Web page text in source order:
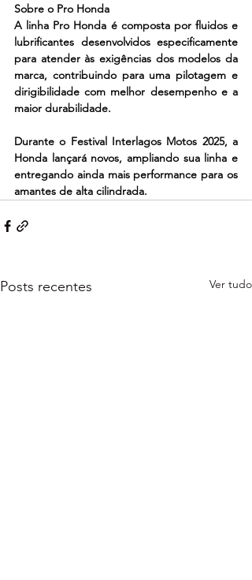
Sobre o Pro Honda
A linha Pro Honda é composta por fluidos e
lubrificantes desenvolvidos especificamente
para atender às exigências dos modelos da
marca, contribuindo para uma pilotagem e
dirigibilidade com melhor desempenho e a
maior durabilidade.
Durante o Festival Interlagos Motos 2025, a
Honda lançará novos, ampliando sua linha e
entregando ainda mais performance para os
amantes de alta cilindrada.
Posts recentes Ver tudo